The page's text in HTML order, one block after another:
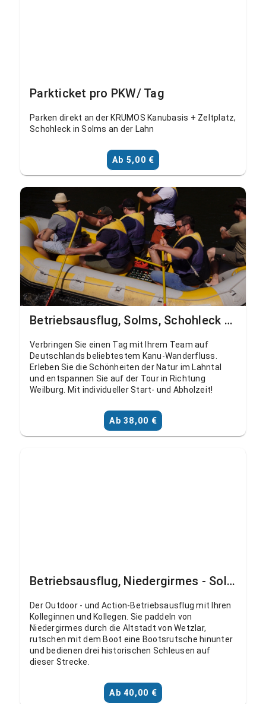
Parkticket pro PKW/ Tag
Parken direkt an der KRUMOS Kanubasis + Zeltplatz,
Schohleck in Solms an der Lahn
Ab 5,00 €
Betriebsausflug, Solms, Schohleck - Ahausen
Verbringen Sie einen Tag mit Ihrem Team auf
Deutschlands beliebtestem Kanu-Wanderfluss.
Erleben Sie die Schönheiten der Natur im Lahntal
und entspannen Sie auf der Tour in Richtung
Weilburg. Mit individueller Start- und Abholzeit!
Ab 38,00 €
Betriebsausflug, Niedergirmes - Solms, Schohleck
Der Outdoor - und Action-Betriebsausflug mit Ihren
Kolleginnen und Kollegen. Sie paddeln von
Niedergirmes durch die Altstadt von Wetzlar,
rutschen mit dem Boot eine Bootsrutsche hinunter
und bedienen drei historischen Schleusen auf
dieser Strecke.
Ab 40,00 €